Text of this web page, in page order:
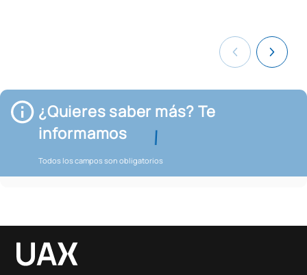
¿Quieres saber más? Te
informamos
Todos los campos son obligatorios